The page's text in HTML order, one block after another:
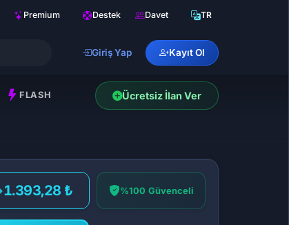
Premium Destek Davet TR
Giriş Yap Kayıt Ol
FLASH Ücretsiz İlan Ver
1.393,28 ₺ %100 Güvenceli